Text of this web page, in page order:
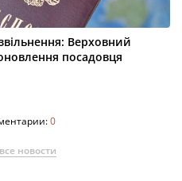
Верховний
посадовця
0
новости